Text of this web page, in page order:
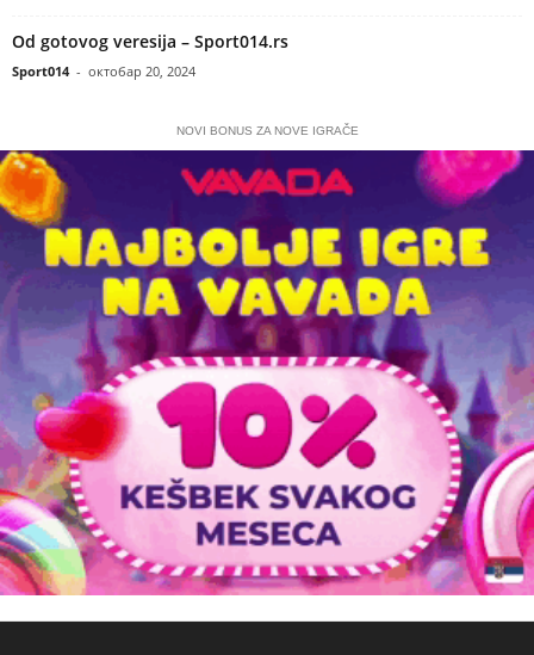
Od gotovog veresija – Sport014.rs
Sport014 - октобар 20, 2024
NOVI BONUS ZA NOVE IGRAČE